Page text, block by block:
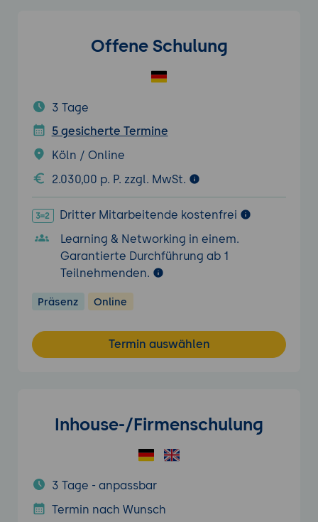
Offene Schulung
3 Tage
5 gesicherte Termine
Köln / Online
2.030,00 p. P. zzgl. MwSt.
Dritter Mitarbeitende kostenfrei
Learning & Networking in einem.
Garantierte Durchführung ab 1
Teilnehmenden.
Präsenz Online
Termin auswählen
Inhouse-/Firmenschulung
3 Tage - anpassbar
Termin nach Wunsch